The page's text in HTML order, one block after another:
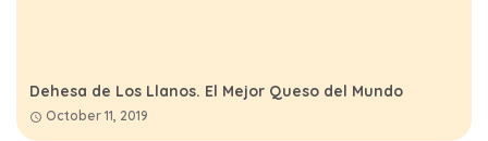
Dehesa de Los Llanos. El Mejor Queso del Mundo
October 11, 2019